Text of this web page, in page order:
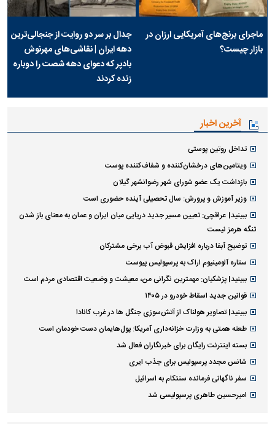
ماجرای برنج‌های آمریکایی ارزان در
بازار چیست؟
جدال بر سر دو روایت از جنجالی‌ترین
دهه ایران | نقاشی‌های مهرنوش
بادپر که دعوای دهه شصت را دوباره
زنده کردند
آخرین اخبار
تداخل روتین پوستی
ویتامین‌های درخشان‌کننده و شفاف‌کننده پوست
بازداشت یک عضو شورای شهر رضوانشهر گیلان
وزیر آموزش و پرورش: سال تحصیلی آینده حضوری است
ببینید| عراقچی: تعیین مسیر جدید دریایی میان ایران و عمان به معنای باز شدن
تنگه هرمز نیست
توضیح آبفا درباره افزایش قبوض آب برخی مشترکان
ستاره آلومینیوم اراک به پرسپولیس پیوست
ببینید| پزشکیان: مهمترین نگرانی من، معیشت و وضعیت اقتصادی مردم است
قوانین جدید اسقاط خودرو در ۱۴۰۵
ببینید| تصاویر هولناک از آتش‌سوزی جنگل ها در غرب کانادا
طعنه همتی به وزارت خزانه‌داری آمریکا: پول‌هایمان دست خودمان است
بسته اینترنت رایگان برای خبرنگاران فعال شد
شانس مجدد پرسپولیس برای جذب ایری
سفر ناگهانی فرمانده سنتکام به اسرائیل
امیرحسین طاهری پرسپولیسی شد